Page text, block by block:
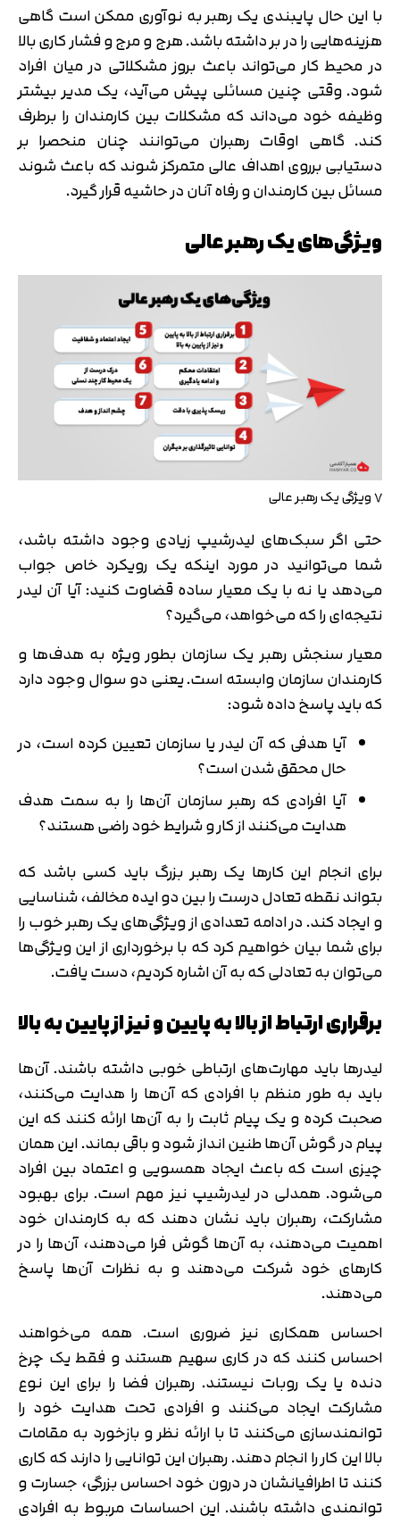
با این حال پایبندی یک رهبر به نوآوری ممکن است گاهی
هزینه‌هایی را در بر داشته باشد. هرج و مرج و فشار کاری بالا
در محیط کار می‌تواند باعث بروز مشکلاتی در میان افراد
شود. وقتی چنین مسائلی پیش می‌آید، یک مدیر بیشتر
وظیفه خود می‌داند که مشکلات بین کارمندان را برطرف
کند. گاهی اوقات رهبران می‌توانند چنان منحصرا بر
دستیابی برروی اهداف عالی متمرکز شوند که باعث شوند
مسائل بین کارمندان و رفاه آنان در حاشیه قرار گیرد.
ویژگی‌های یک رهبر عالی
۷ ویژگی یک رهبر عالی
حتی اگر سبک‌های لیدرشیپ زیادی وجود داشته باشد،
شما می‌توانید در مورد اینکه یک رویکرد خاص جواب
می‌دهد یا نه با یک معیار ساده قضاوت کنید: آیا آن لیدر
نتیجه‌ای را که می‌خواهد، می‌گیرد؟
معیار سنجش رهبر یک سازمان بطور ویژه به هدف‌ها و
کارمندان سازمان وابسته است. یعنی دو سوال وجود دارد
که باید پاسخ داده شود:
آیا هدفی که آن لیدر یا سازمان تعیین کرده است، در
حال محقق شدن است؟
آیا افرادی که رهبر سازمان آن‌ها را به سمت هدف
هدایت می‌کنند از کار و شرایط خود راضی هستند؟
برای انجام این کارها یک رهبر بزرگ باید کسی باشد که
بتواند نقطه تعادل درست را بین دو ایده مخالف، شناسایی
و ایجاد کند. در ادامه تعدادی از ویژگی‌های یک رهبر خوب را
برای شما بیان خواهیم کرد که با برخورداری از این ویژگی‌ها
می‌توان به تعادلی که به آن اشاره کردیم، دست یافت.
برقراری ارتباط از بالا به پایین و نیز از پایین به بالا
لیدرها باید مهارت‌های ارتباطی خوبی داشته باشند. آن‌ها
باید به طور منظم با افرادی که آن‌ها را هدایت می‌کنند،
صحبت کرده و یک پیام ثابت را به آن‌ها ارائه کنند که این
پیام در گوش‌ آن‌ها طنین انداز شود و باقی بماند. این همان
چیزی است که باعث ایجاد همسویی و اعتماد بین افراد
می‌شود. همدلی در لیدرشیپ نیز مهم است. برای بهبود
مشارکت، رهبران باید نشان دهند که به کارمندان خود
اهمیت می‌دهند، به آن‌ها گوش فرا می‌دهند، آن‌ها را در
کارهای خود شرکت می‌دهند و به نظرات آن‌ها پاسخ
می‌دهند.
احساس همکاری نیز ضروری است. همه می‌خواهند
احساس کنند که در کاری سهیم هستند و فقط یک چرخ
دنده یا یک روبات نیستند. رهبران فضا را برای این نوع
مشارکت ایجاد می‌کنند و افرادی تحت هدایت خود را
توانمندسازی می‌کنند تا با ارائه نظر و بازخورد به مقامات
بالا این کار را انجام دهند. رهبران این توانایی را دارند که کاری
کنند تا اطرافیانشان در درون خود احساس بزرگی، جسارت و
توانمندی داشته باشند. این احساسات مربوط به افرادی